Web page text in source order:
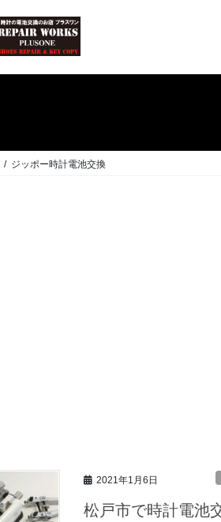
ジッポー時計電池交換
2021年1月6日
松戸市で時計電池